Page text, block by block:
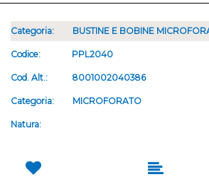
Categoria: BUSTINE E BOBINE
Codice: PPL2040
Cod. Alt.: 8001002040386
Categoria: MICROFORATO
Natura: